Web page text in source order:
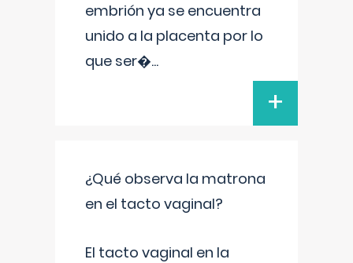
embrión ya se encuentra
unido a la placenta por lo
que ser�...
+
¿Qué observa la matrona
en el tacto vaginal?
El tacto vaginal en la